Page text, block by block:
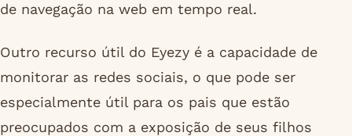
de navegação na web em tempo real.
Outro recurso útil do Eyezy é a capacidade de
monitorar as redes sociais, o que pode ser
especialmente útil para os pais que estão
preocupados com a exposição de seus filhos